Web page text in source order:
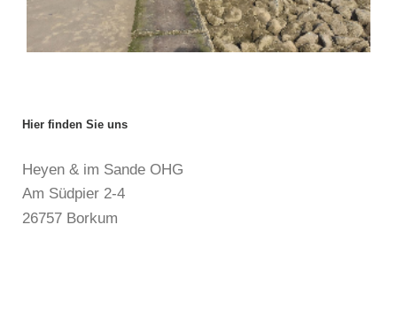
Hier finden Sie uns
Heyen & im Sande OHG
Am Südpier 2-4
26757 Borkum